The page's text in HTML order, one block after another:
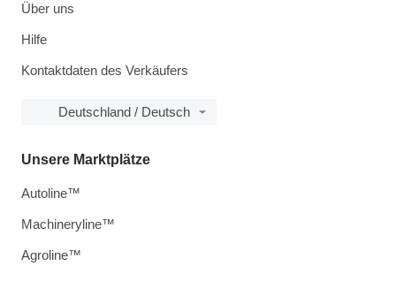
Über uns
Hilfe
Kontaktdaten des Verkäufers
Deutschland / Deutsch
Unsere Marktplätze
Autoline™
Machineryline™
Agroline™